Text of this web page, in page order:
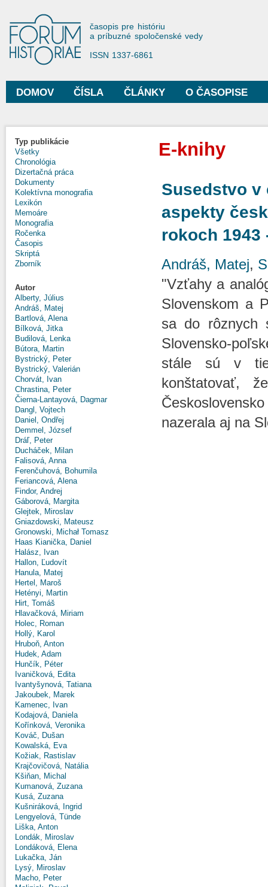
Forum Historiae
časopis pre históriu
a príbuzné spoločenské vedy
ISSN 1337-6861
Hlavné menu
DOMOV ČÍSLA ČLÁNKY O ČASOPISE
Typ publikácie
Všetky
Chronológia
Dizertačná práca
Dokumenty
Kolektívna monografia
Lexikón
Memoáre
Monografia
Ročenka
Časopis
Skriptá
Zborník
Autor
Alberty, Július
Andráš, Matej
Bartlová, Alena
Bílková, Jitka
Budilová, Lenka
Bútora, Martin
Bystrický, Peter
Bystrický, Valerián
Chorvát, Ivan
Chrastina, Peter
Čierna-Lantayová, Dagmar
Dangl, Vojtech
Daniel, Ondřej
Demmel, József
Dráľ, Peter
Ducháček, Milan
Falisová, Anna
Ferenčuhová, Bohumila
Feriancová, Alena
Findor, Andrej
Gáborová, Margita
Glejtek, Miroslav
Gniazdowski, Mateusz
Gronowski, Michał Tomasz
Haas Kianička, Daniel
Halász, Ivan
Hallon, Ľudovít
Hanula, Matej
Hertel, Maroš
Hetényi, Martin
Hirt, Tomáš
Hlavačková, Miriam
Holec, Roman
Hollý, Karol
Hruboň, Anton
Hudek, Adam
Hunčík, Péter
Ivaničková, Edita
Ivantyšynová, Tatiana
Jakoubek, Marek
Kamenec, Ivan
Kodajová, Daniela
Kořínková, Veronika
Kováč, Dušan
Kowalská, Eva
Kožiak, Rastislav
Krajčovičová, Natália
Kšiňan, Michal
Kumanová, Zuzana
Kusá, Zuzana
Kušniráková, Ingrid
Lengyelová, Tünde
Liška, Anton
Londák, Miroslav
Londáková, Elena
Lukačka, Ján
Lysý, Miroslav
Macho, Peter
E-knihy
Susedstvo v
aspekty
rokoch 1943
Andráš, Matej,
"Vzťahy a
Slovenskom a
sa do rôznych
Slovensko-
stále sú v
konštatovať,
nazerala aj na